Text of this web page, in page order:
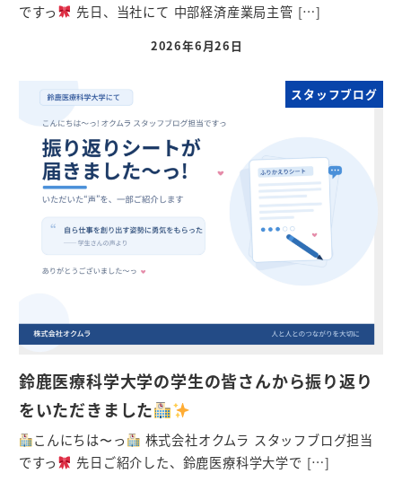
ですっ
先日、当社にて 中部経済産業局主管 […]
2026年6月26日
スタッフブログ
鈴鹿医療科学大学の学生の皆さんから振り返り
をいただきました
こんにちは〜っ
株式会社オクムラ スタッフブログ担当
ですっ
先日ご紹介した、鈴鹿医療科学大学で […]